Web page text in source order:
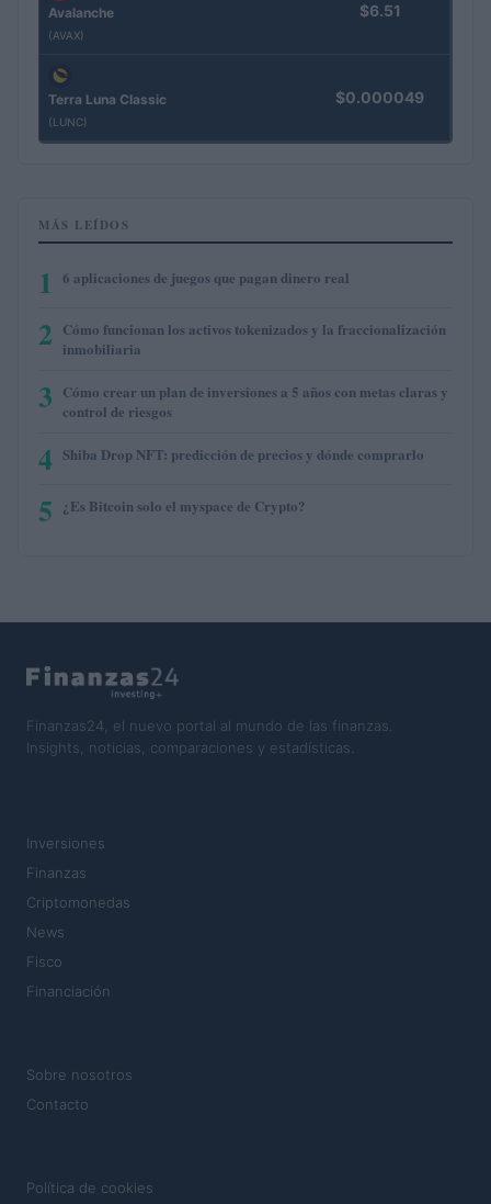
Avalanche
(AVAX)
$6.51
Terra Luna Classic
(LUNC)
$0.000049
MÁS LEÍDOS
1 6 aplicaciones de juegos que pagan dinero real
2 Cómo funcionan los activos tokenizados y la fraccionalización
inmobiliaria
3 Cómo crear un plan de inversiones a 5 años con metas claras y
control de riesgos
4 Shiba Drop NFT: predicción de precios y dónde comprarlo
5 ¿Es Bitcoin solo el myspace de Crypto?
Finanzas24, el nuevo portal al mundo de las finanzas.
Insights, noticias, comparaciones y estadísticas.
Inversiones
Finanzas
Criptomonedas
News
Fisco
Financiación
Sobre nosotros
Contacto
Política de cookies